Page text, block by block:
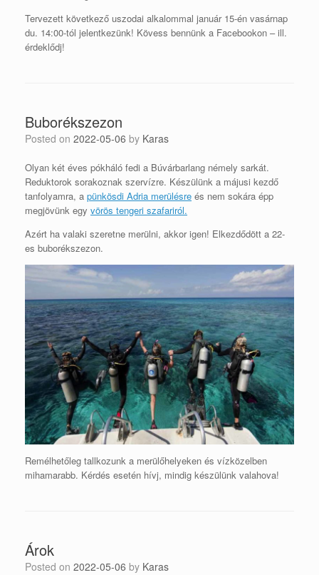
Tervezett következő uszodai alkalommal január 15-én vasárnap
du. 14:00-tól jelentkezünk! Kövess bennünk a Facebookon – ill.
érdeklődj!
Buborékszezon
Posted on 2022-05-06 by Karas
Olyan két éves pókháló fedi a Búvárbarlang némely sarkát.
Reduktorok sorakoznak szervízre. Készülünk a májusi kezdő
tanfolyamra, a pünkösdi Adria merülésre és nem sokára épp
megjövünk egy vörös tengeri szafariról.
Azért ha valaki szeretne merülni, akkor igen! Elkezdődött a 22-
es buborékszezon.
Remélhetőleg tallkozunk a merülőhelyeken és vízközelben
mihamarabb. Kérdés esetén hívj, mindig készülünk valahova!
Árok
Posted on 2022-05-06 by Karas